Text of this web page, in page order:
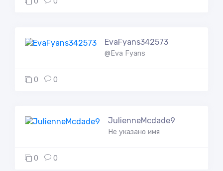
EvaFyans342573
@Eva Fyans
0 0
JulienneMcdade9
Не указано имя
0 0